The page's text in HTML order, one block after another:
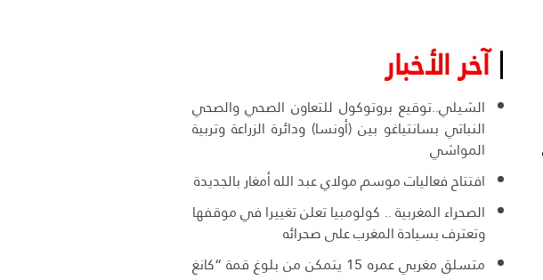
آخر الأخبار
الشيلي..توقيع بروتوكول للتعاون الصحي والصحي
النباتي بسانتياغو بين (أونسا) ودائرة الزراعة وتربية
المواشي
افتتاح فعاليات موسم مولاي عبد الله أمغار بالجديدة
الصحراء المغربية .. كولومبيا تعلن تغييرا في موقفها
وتعترف بسيادة المغرب على صحرائه
متسلق مغربي عمره 15 يتمكن من بلوغ قمة “كانغ